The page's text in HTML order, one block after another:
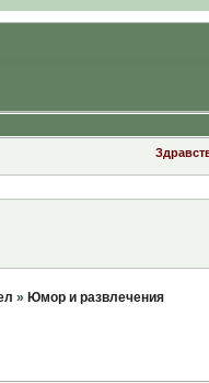
» Юмор и развлечения